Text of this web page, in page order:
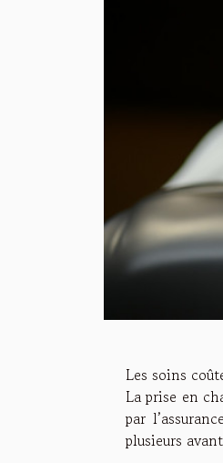
Les soins
La prise en
par
plusieurs